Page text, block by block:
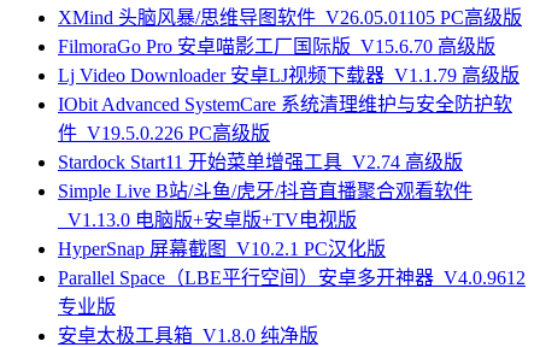
XMind 头脑风暴/思维导图软件_V26.05.01105 PC高级版
FilmoraGo Pro 安卓喵影工厂国际版_V15.6.70 高级版
Lj Video Downloader 安卓LJ视频下载器_V1.1.79 高级版
IObit Advanced SystemCare 系统清理维护与安全防护软
件_V19.5.0.226 PC高级版
Stardock Start11 开始菜单增强工具_V2.74 高级版
Simple Live B站/斗鱼/虎牙/抖音直播聚合观看软件
_V1.13.0 电脑版+安卓版+TV电视版
HyperSnap 屏幕截图_V10.2.1 PC汉化版
Parallel Space（LBE平行空间）安卓多开神器_V4.0.9612
专业版
安卓太极工具箱_V1.8.0 纯净版